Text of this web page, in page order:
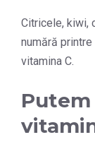
Citricele, kiwi,
numără
vitamina C.
Putem